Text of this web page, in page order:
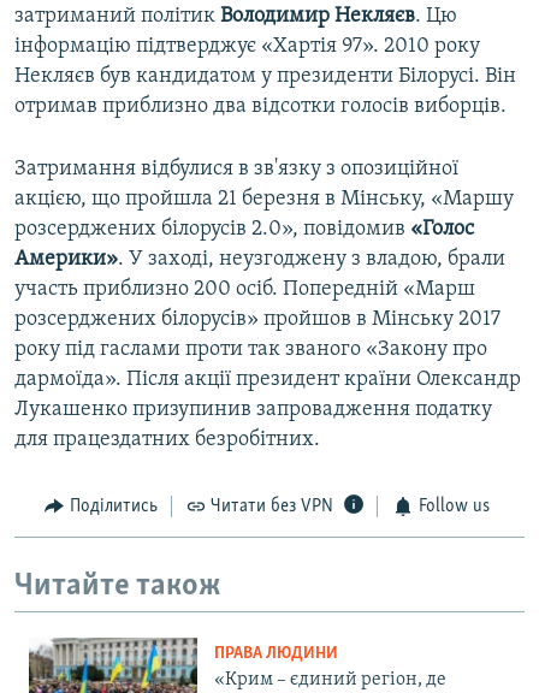
затриманий політик Володимир Некляєв. Цю
інформацію підтверджує «Хартія 97». 2010 року
Некляєв був кандидатом у президенти Білорусі. Він
отримав приблизно два відсотки голосів виборців.
Затримання відбулися в зв'язку з опозиційної
акцією, що пройшла 21 березня в Мінську, «Маршу
розсерджених білорусів 2.0», повідомив «Голос
Америки». У заході, неузгоджену з владою, брали
участь приблизно 200 осіб. Попередній «Марш
розсерджених білорусів» пройшов в Мінську 2017
року під гаслами проти так званого «Закону про
дармоїда». Після акції президент країни Олександр
Лукашенко призупинив запровадження податку
для працездатних безробітних.
Поділитись Читати без VPN Follow us
Читайте також
ПРАВА ЛЮДИНИ
«Крим – єдиний регіон, де